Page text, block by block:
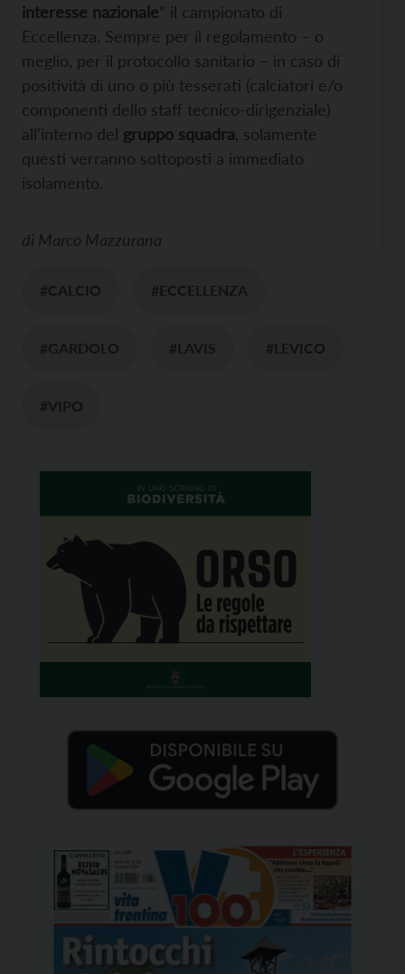
interesse nazionale” il campionato di
Eccellenza. Sempre per il regolamento – o
meglio, per il protocollo sanitario – in caso di
positività di uno o più tesserati (calciatori e/o
componenti dello staff tecnico-dirigenziale)
all’interno del gruppo squadra , solamente
questi verranno sottoposti a immediato
isolamento.
di Marco Mazzurana
#CALCIO #ECCELLENZA
#GARDOLO #LAVIS #LEVICO
#VIPO